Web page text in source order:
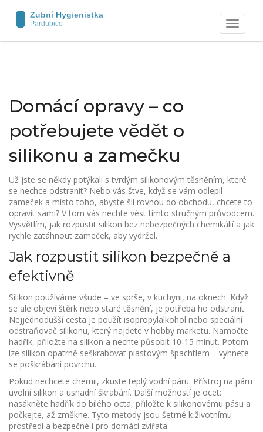
Zobrazit
navigaci
Domácí opravy – co
potřebujete vědět o
silikonu a zamečku
Už jste se někdy potýkali s tvrdým silikonovým těsněním, které
se nechce odstranit? Nebo vás štve, když se vám odlepil
zameček a místo toho, abyste šli rovnou do obchodu, chcete to
opravit sami? V tom vás nechte vést tímto stručným průvodcem.
Vysvětlím, jak rozpustit silikon bez nebezpečných chemikálií a jak
rychle zatáhnout zameček, aby vydržel.
Jak rozpustit silikon bezpečně a
efektivně
Silikon používáme všude – ve sprše, v kuchyni, na oknech. Když
se ale objeví štěrk nebo staré těsnění, je potřeba ho odstranit.
Nejjednodušší cesta je použít isopropylalkohol nebo speciální
odstraňovač silikonu, který najdete v hobby marketu. Namočte
hadřík, přiložte na silikon a nechte působit 10‑15 minut. Potom
lze silikon opatrně seškrabovat plastovým špachtlem – vyhnete
se poškrábání povrchu.
Pokud nechcete chemii, zkuste teplý vodní páru. Přístroj na páru
uvolní silikon a usnadní škrabání. Další možností je ocet:
nasákněte hadřík do bílého octa, přiložte k silikonovému pásu a
počkejte, až změkne. Tyto metody jsou šetrné k životnímu
prostředí a bezpečné i pro domácí zvířata.